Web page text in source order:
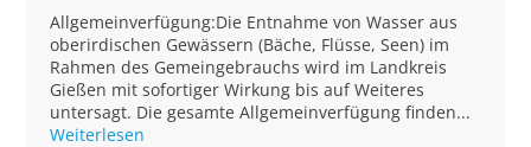
Allgemeinverfügung:Die Entnahme von Wasser aus
oberirdischen Gewässern (Bäche, Flüsse, Seen) im
Rahmen des Gemeingebrauchs wird im Landkreis
Gießen mit sofortiger Wirkung bis auf Weiteres
untersagt. Die gesamte Allgemeinverfügung finden...
Weiterlesen